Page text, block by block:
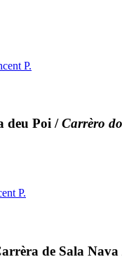
P.
deu Poi /Carrèro
P.
de Sala Nava